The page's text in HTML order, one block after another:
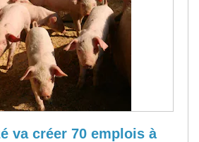
va créer 70 emplois à